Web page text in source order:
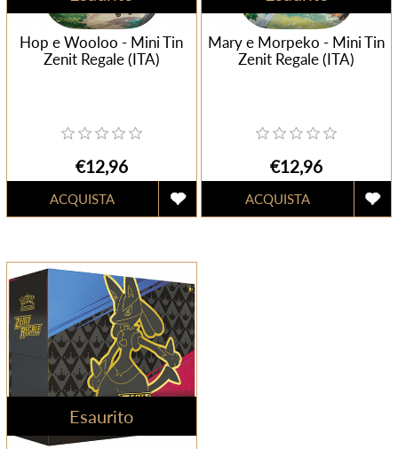
Hop e Wooloo - Mini Tin
Zenit Regale (ITA)
€12,96
Mary e Morpeko - Mini Tin
Zenit Regale (ITA)
€12,96
Esaurito